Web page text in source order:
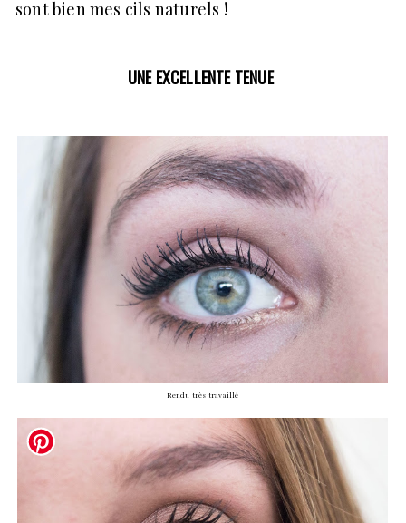
sont bien mes cils naturels !
UNE EXCELLENTE TENUE
Rendu très travaillé